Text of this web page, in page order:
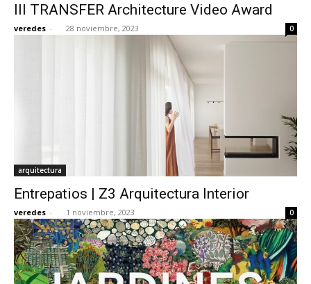
III TRANSFER Architecture Video Award
veredes - 28 noviembre, 2023 0
arquitectura
Entrepatios | Z3 Arquitectura Interior
veredes - 1 noviembre, 2023 0